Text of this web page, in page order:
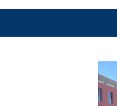
PROVINCIA DI CAGLIARI